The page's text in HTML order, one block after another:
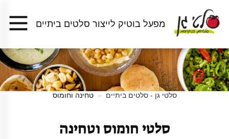
מפעל בוטיק לייצור סלטים ביתיים
סלטי גן - סלטים ביתיים טחינה וחומוס
סלטי חומוס וטחינה